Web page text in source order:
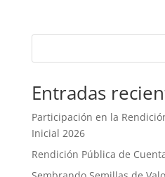
Entradas
Participación en la
Inicial 2026
Rendición Pública de